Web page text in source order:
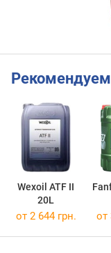
Wexoil ATF II
20L
от 2 644 грн. от